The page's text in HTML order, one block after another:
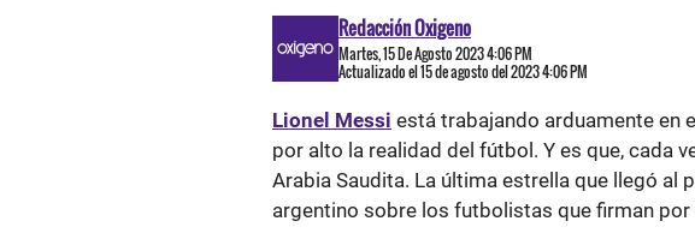
Redacción Oxigeno
Martes, 15 De Agosto 2023 4:06 PM
Actualizado el 15 de agosto del 2023 4:06 PM
Lionel Messi está trabajando arduamente en el
por alto la realidad del fútbol. Y es que, cada
Arabia Saudita. La última estrella que llegó al
argentino sobre los futbolistas que firman por